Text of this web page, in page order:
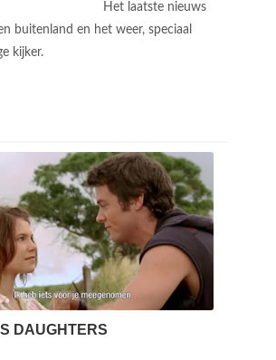
Het laatste nieuws
buitenland en het weer, speciaal
kijker.
DAUGHTERS